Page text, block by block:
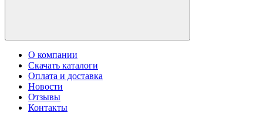
О компании
Скачать каталоги
Оплата и доставка
Новости
Отзывы
Контакты